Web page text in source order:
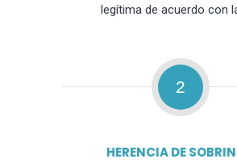
legítima de acuerdo con
2
HERENCIA DE